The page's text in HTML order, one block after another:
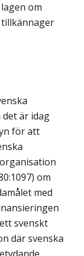
om
tillkännager
är idag
för att
om
med
svenskt
där svenska